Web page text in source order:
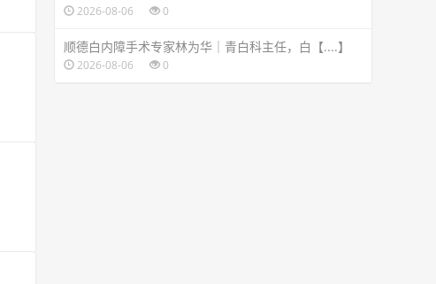
2026-08-06 0
顺德白内障手术专家林为华｜青白科主任，白【....】
2026-08-06 0